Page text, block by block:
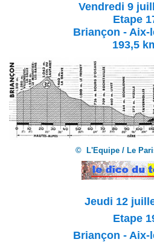
Vendredi 9
Etape
Briançon - Aix-
193,5
© L'Equipe / Le
Jeudi 12
Etape
Briançon - Aix-